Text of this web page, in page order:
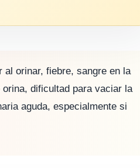
orinar, fiebre, sangre en la
dificultad para vaciar la
aguda, especialmente si